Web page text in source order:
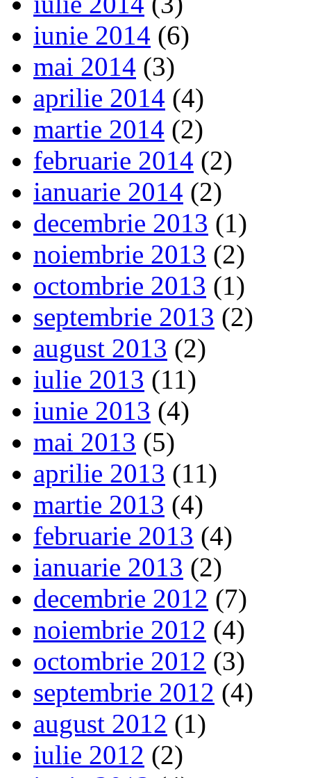
iunie 2014 (6)
mai 2014 (3)
aprilie 2014 (4)
martie 2014 (2)
februarie 2014 (2)
ianuarie 2014 (2)
decembrie 2013 (1)
noiembrie 2013 (2)
octombrie 2013 (1)
septembrie 2013 (2)
august 2013 (2)
iulie 2013 (11)
iunie 2013 (4)
mai 2013 (5)
aprilie 2013 (11)
martie 2013 (4)
februarie 2013 (4)
ianuarie 2013 (2)
decembrie 2012 (7)
noiembrie 2012 (4)
octombrie 2012 (3)
septembrie 2012 (4)
august 2012 (1)
iulie 2012 (2)